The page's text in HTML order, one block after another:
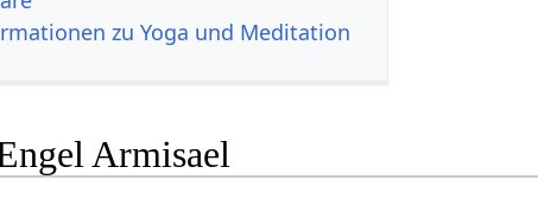
zu Yoga und Meditation
Armisael